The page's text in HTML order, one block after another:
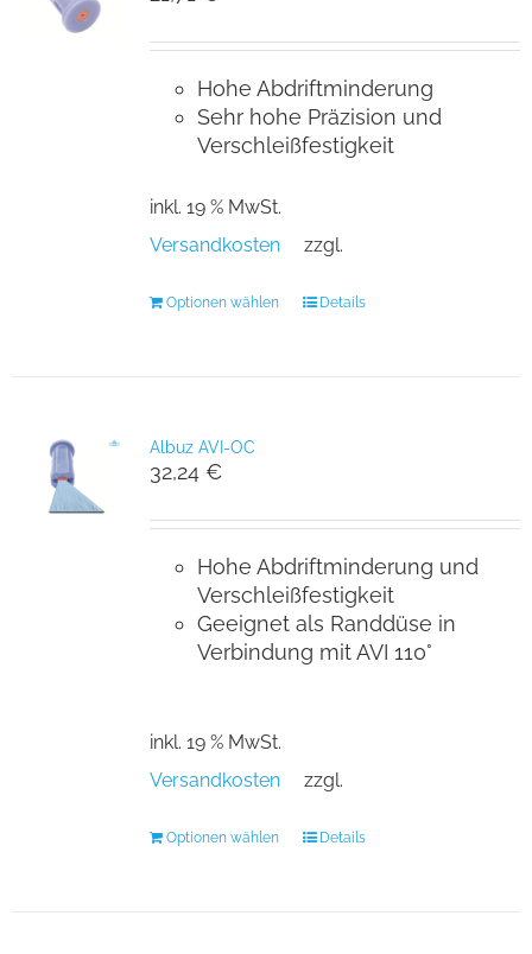
Hohe Abdriftminderung
Sehr hohe Präzision und
Verschleißfestigkeit
inkl. 19 % MwSt.
zzgl.
Versandkosten
Optionen wählen Details
Albuz AVI-OC
32,24 €
Hohe Abdriftminderung und
Verschleißfestigkeit
Geeignet als Randdüse in
Verbindung mit AVI 110°
inkl. 19 % MwSt.
zzgl.
Versandkosten
Optionen wählen Details